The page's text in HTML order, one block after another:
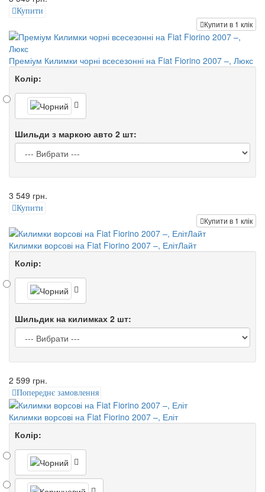
Купити
Купити в 1 клік
Преміум Килимки чорні всесезонні на Fiat Fiorino 2007 –, Люкс
Колір:
Шильди з маркою авто 2 шт:
3 549 грн.
Купити
Купити в 1 клік
Килимки ворсові на Fiat Fiorino 2007 –, ЕлітЛайт
Колір:
Шильдик на килимках 2 шт:
2 599 грн.
Попереднє замовлення
Килимки ворсові на Fiat Fiorino 2007 –, Еліт
Колір: